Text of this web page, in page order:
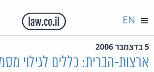
EN
5 בדצמבר 2006
ארצות-הברית: כללים לגילוי